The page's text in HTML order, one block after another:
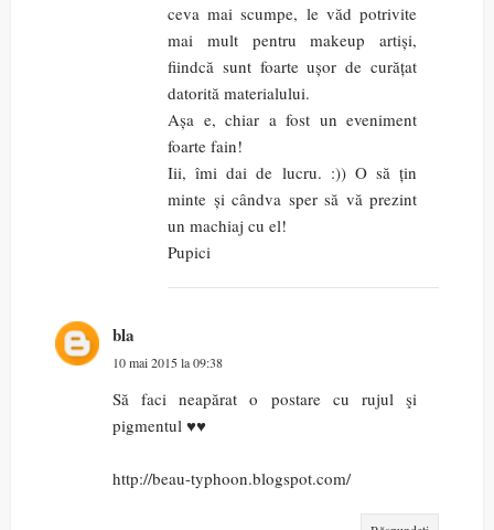
ceva mai scumpe, le văd potrivite
mai mult pentru makeup artiși,
fiindcă sunt foarte ușor de curățat
datorită materialului.
Așa e, chiar a fost un eveniment
foarte fain!
Iii, îmi dai de lucru. :)) O să țin
minte și cândva sper să vă prezint
un machiaj cu el!
Pupici
bla
10 mai 2015 la 09:38
Să faci neapărat o postare cu rujul şi
pigmentul ♥♥
http://beau-typhoon.blogspot.com/